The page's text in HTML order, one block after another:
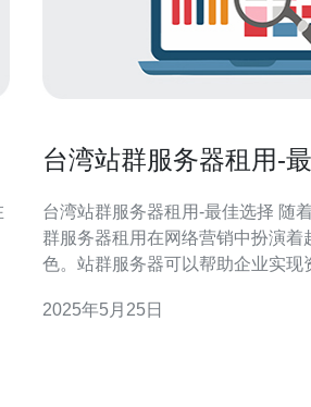
台湾站群服务器租用-
台湾站群服务器租用-最佳选择 随着互联网的发展，站
群服务器租用在网络营销中扮演着
色。站群服务器可以帮助企业实现
用的原因主要有以下几点： 地理位置优越：台湾位于
2025年5月25日